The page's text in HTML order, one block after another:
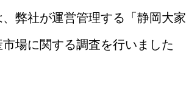
弊社が運営管理する「静岡大家
場に関する調査を行いました